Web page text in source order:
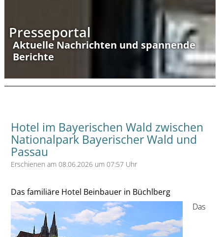
Presseportal
Aktuelle Nachrichten und spannende
Berichte
Hotel im Bayerischen Wald zwischen
Nationalpark Bayerischer Wald und
Passau
Erschienen am 08.06.2026 um 07:57 Uhr
Das familiäre Hotel Beinbauer in Büchlberg
Das